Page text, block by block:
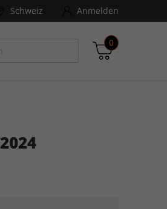
Schweiz Anmelden
0